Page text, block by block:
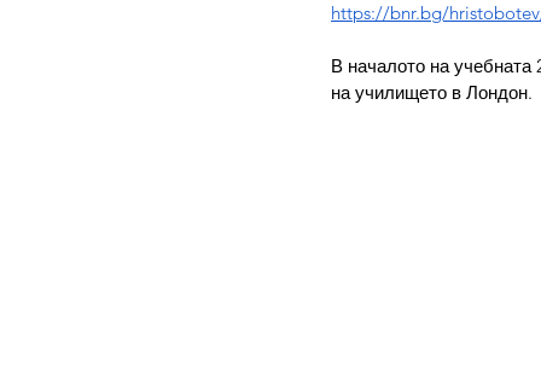
https://bnr.bg/
В началото на учебната
на училището в Лондон.